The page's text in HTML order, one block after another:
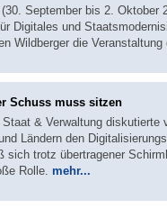
September bis 2. Oktober
Digitales und
Wildberger die Veranstaltung
Schuss muss sitzen
& Verwaltung diskutierte
Ländern den
sich trotz übertragener
Rolle. mehr...